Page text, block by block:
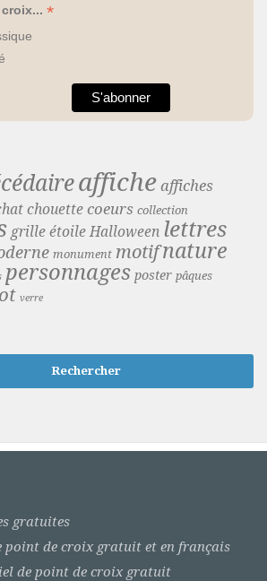
*
affiche affiches
chouette coeurs collection
grille étoile Halloween lettres
monument motif nature
personnages poster pâques
verre
gratuites
point de croix gratuit et en français
de point de croix gratuit